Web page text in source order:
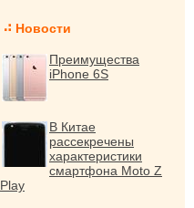
Новости
Преимущества
iPhone 6S
В Китае
рассекречены
характеристики
смартфона Moto Z
Play